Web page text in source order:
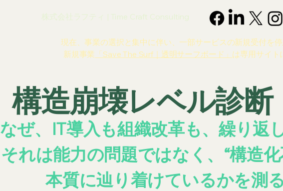
株式会社ラフティ | Time Craft Consulting
現在、事業の選択と集中に伴い、一部サービスの新規受付を停
新規事業 「Save The Surf｜透明サーフボード」 は専用サイト
構造崩壊レベル診断
なぜ、IT導入も組織改革も、繰り返
それは能力の問題ではなく、“構造化
本質に辿り着けているかを測る